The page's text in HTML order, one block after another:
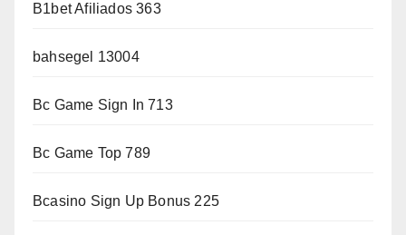
B1bet Afiliados 363
bahsegel 13004
Bc Game Sign In 713
Bc Game Top 789
Bcasino Sign Up Bonus 225